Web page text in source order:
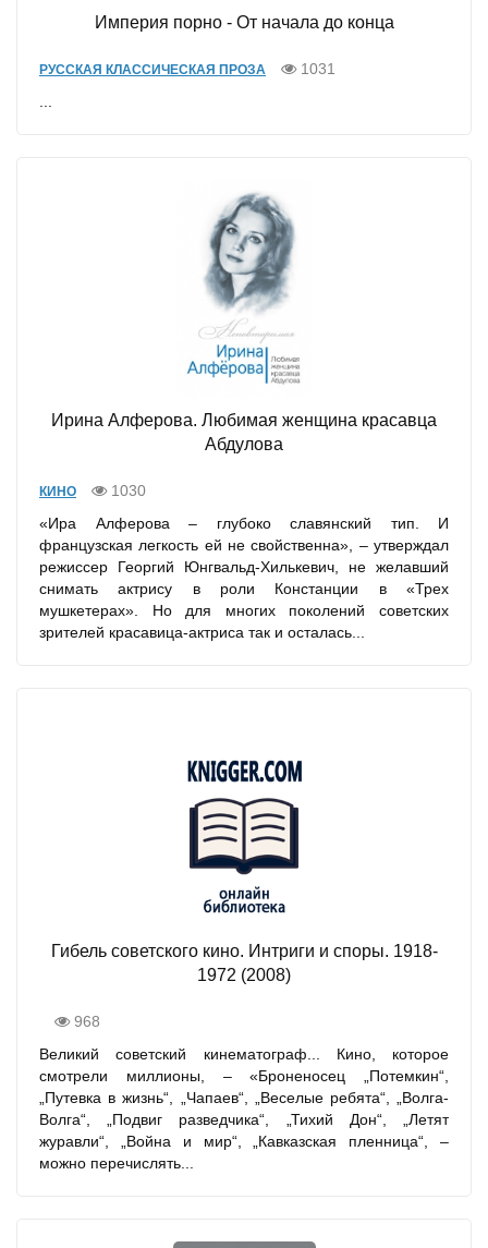
Империя порно - От начала до конца
РУССКАЯ КЛАССИЧЕСКАЯ ПРОЗА
1031
Ирина Алферова. Любимая женщина красавца
Абдулова
КИНО
1030
«Ира Алферова – глубоко славянский тип. И
французская легкость ей не свойственна», – утверждал
режиссер Георгий Юнгвальд-Хилькевич, не желавший
снимать актрису в роли Констанции в «Трех
мушкетерах». Но для многих поколений советских
зрителей красавица-актриса так и осталась...
Гибель советского кино. Интриги и споры. 1918-
1972 (2008)
968
Великий советский кинематограф... Кино, которое
смотрели миллионы, – «Броненосец „Потемкин“,
„Путевка в жизнь“, „Чапаев“, „Веселые ребята“, „Волга-
Волга“, „Подвиг разведчика“, „Тихий Дон“, „Летят
журавли“, „Война и мир“, „Кавказская пленница“, –
можно перечислять...